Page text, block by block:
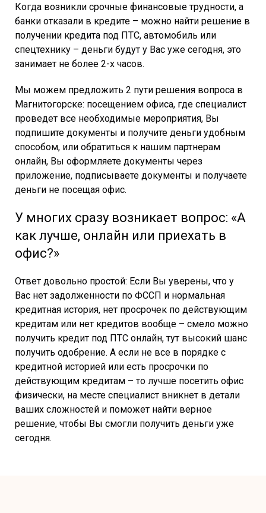
Когда возникли срочные финансовые трудности, а
банки отказали в кредите – можно найти решение в
получении кредита под ПТС, автомобиль или
спецтехнику – деньги будут у Вас уже сегодня, это
занимает не более 2-х часов.
Мы можем предложить 2 пути решения вопроса в
Магнитогорске: посещением офиса, где специалист
проведет все необходимые мероприятия, Вы
подпишите документы и получите деньги удобным
способом, или обратиться к нашим партнерам
онлайн, Вы оформляете документы через
приложение, подписываете документы и получаете
деньги не посещая офис.
У многих сразу возникает вопрос: «А
как лучше, онлайн или приехать в
офис?»
Ответ довольно простой: Если Вы уверены, что у
Вас нет задолженности по ФССП и нормальная
кредитная история, нет просрочек по действующим
кредитам или нет кредитов вообще – смело можно
получить кредит под ПТС онлайн, тут высокий шанс
получить одобрение. А если не все в порядке с
кредитной историей или есть просрочки по
действующим кредитам – то лучше посетить офис
физически, на месте специалист вникнет в детали
ваших сложностей и поможет найти верное
решение, чтобы Вы смогли получить деньги уже
сегодня.